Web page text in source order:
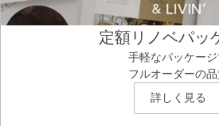
定額リノベパッ
手軽なパッケー
フルオーダーの
詳しく見る